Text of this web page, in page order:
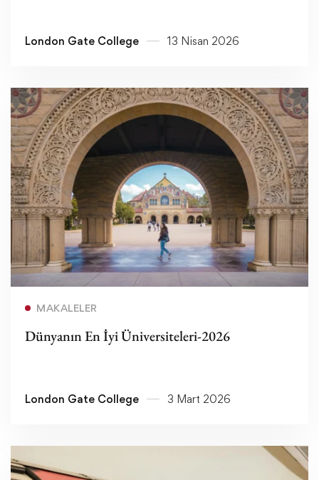
London Gate College 13 Nisan 2026
MAKALELER
Dünyanın En İyi Üniversiteleri-2026
London Gate College 3 Mart 2026